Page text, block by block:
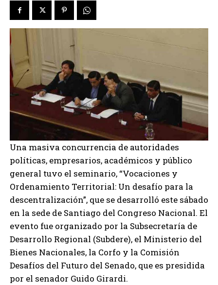
Una masiva concurrencia de autoridades
políticas, empresarios, académicos y público
general tuvo el seminario, “Vocaciones y
Ordenamiento Territorial: Un desafío para la
descentralización”, que se desarrolló este sábado
en la sede de Santiago del Congreso Nacional. El
evento fue organizado por la Subsecretaría de
Desarrollo Regional (Subdere), el Ministerio del
Bienes Nacionales, la Corfo y la Comisión
Desafíos del Futuro del Senado, que es presidida
por el senador Guido Girardi.